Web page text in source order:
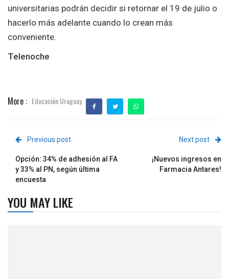
universitarias podrán decidir si retornar el 19 de julio o
hacerlo más adelante cuando lo crean más
conveniente.
Telenoche
More : Educación Uruguay
Previous post
Opción: 34% de adhesión al FA
y 33% al PN, según última
encuesta
Next post
¡Nuevos ingresos en
Farmacia Antares!
YOU MAY LIKE